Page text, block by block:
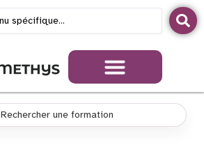
Rechercher une formation